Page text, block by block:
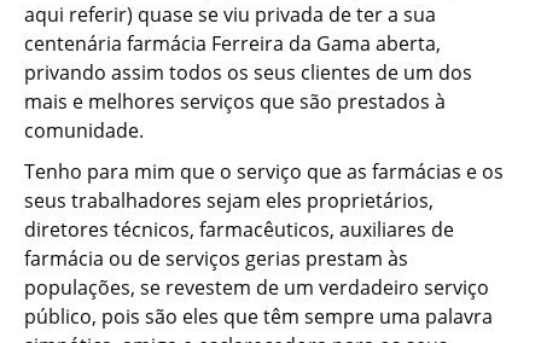
aqui referir) quase se viu privada de ter a sua
centenária farmácia Ferreira da Gama aberta,
privando assim todos os seus clientes de um dos
mais e melhores serviços que são prestados à
comunidade.
Tenho para mim que o serviço que as farmácias e os
seus trabalhadores sejam eles proprietários,
diretores técnicos, farmacêuticos, auxiliares de
farmácia ou de serviços gerias prestam às
populações, se revestem de um verdadeiro serviço
público, pois são eles que têm sempre uma palavra